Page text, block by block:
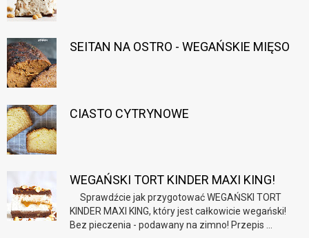
SEITAN NA OSTRO - WEGAŃSKIE MIĘSO
CIASTO CYTRYNOWE
WEGAŃSKI TORT KINDER MAXI KING!
Sprawdźcie jak przygotować WEGAŃSKI TORT
KINDER MAXI KING, który jest całkowicie wegański!
Bez pieczenia - podawany na zimno! Przepis ...